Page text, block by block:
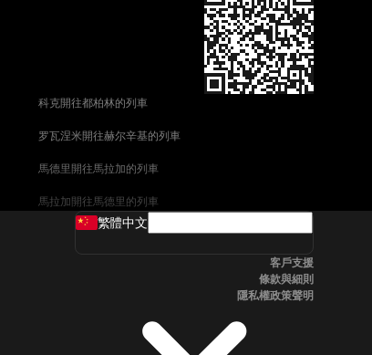
科克開往都柏林的列車
罗瓦涅米開往赫尔辛基的列車
馬德里開往馬拉加的列車
馬拉加開往馬德里的列車
威尼斯開往佛羅倫斯的列車
斯德哥爾摩開往哥本哈根的列車
繁體中文
客戶支援
條款與細則
隱私權政策聲明